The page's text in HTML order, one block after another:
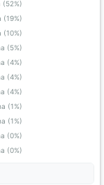
(52%)
(19%)
(10%)
(5%)
(4%)
(4%)
(4%)
(1%)
(1%)
(0%)
(0%)